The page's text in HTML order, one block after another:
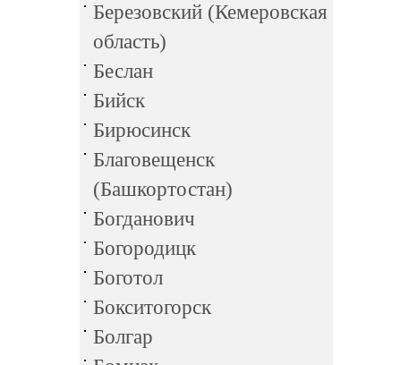
Березовский (Кемеровская
область)
Беслан
Бийск
Бирюсинск
Благовещенск
(Башкортостан)
Богданович
Богородицк
Боготол
Бокситогорск
Болгар